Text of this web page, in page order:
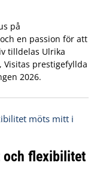
på
en passion för att
tilldelas Ulrika
Visitas prestigefyllda
2026.
och flexibilitet